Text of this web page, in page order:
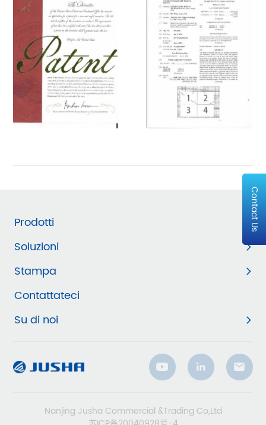
Contact Us
Prodotti
Soluzioni
Stampa
Contattateci
Su di noi
Nanjing Jusha Commercial &Trading Co,Ltd